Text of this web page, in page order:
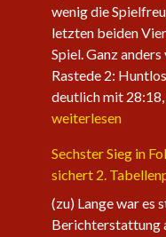
wenig die
letzten beiden
Spiel. Ganz
Rastede 2:
deutlich mit
weiterlesen
Sechster Sieg in
sichert 2.
(zu) Lange war es
Berichterstattung